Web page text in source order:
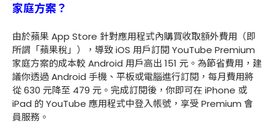
家庭方案？
由於蘋果 App Store 針對應用程式內購買收取額外費用（即
所謂「蘋果稅」），導致 iOS 用戶訂閱 YouTube Premium
家庭方案的成本較 Android 用戶高出 151 元。為節省費用，建
議你透過 Android 手機、平板或電腦進行訂閱，每月費用將
從 630 元降至 479 元。完成訂閱後，你即可在 iPhone 或
iPad 的 YouTube 應用程式中登入帳號，享受 Premium 會
員服務。